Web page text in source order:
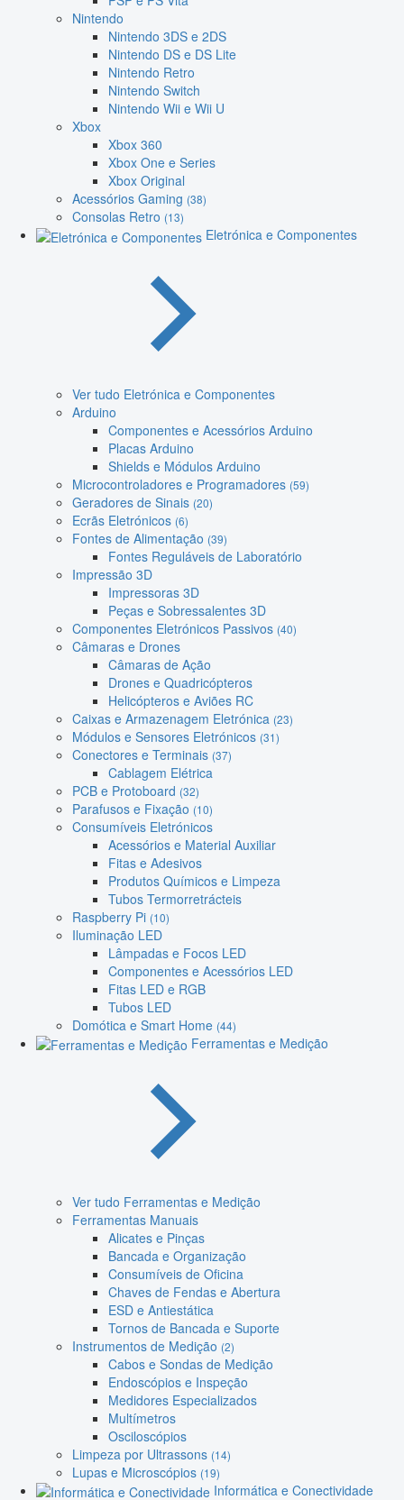
Nintendo
Nintendo 3DS e 2DS
Nintendo DS e DS Lite
Nintendo Retro
Nintendo Switch
Nintendo Wii e Wii U
Xbox
Xbox 360
Xbox One e Series
Xbox Original
Acessórios Gaming (38)
Consolas Retro (13)
Eletrónica e Componentes
Ver tudo Eletrónica e Componentes
Arduino
Componentes e Acessórios Arduino
Placas Arduino
Shields e Módulos Arduino
Microcontroladores e Programadores (59)
Geradores de Sinais (20)
Ecrãs Eletrónicos (6)
Fontes de Alimentação (39)
Fontes Reguláveis de Laboratório
Impressão 3D
Impressoras 3D
Peças e Sobressalentes 3D
Componentes Eletrónicos Passivos (40)
Câmaras e Drones
Câmaras de Ação
Drones e Quadricópteros
Helicópteros e Aviões RC
Caixas e Armazenagem Eletrónica (23)
Módulos e Sensores Eletrónicos (31)
Conectores e Terminais (37)
Cablagem Elétrica
PCB e Protoboard (32)
Parafusos e Fixação (10)
Consumíveis Eletrónicos
Acessórios e Material Auxiliar
Fitas e Adesivos
Produtos Químicos e Limpeza
Tubos Termorretrácteis
Raspberry Pi (10)
Iluminação LED
Lâmpadas e Focos LED
Componentes e Acessórios LED
Fitas LED e RGB
Tubos LED
Domótica e Smart Home (44)
Ferramentas e Medição
Ver tudo Ferramentas e Medição
Ferramentas Manuais
Alicates e Pinças
Bancada e Organização
Consumíveis de Oficina
Chaves de Fendas e Abertura
ESD e Antiestática
Tornos de Bancada e Suporte
Instrumentos de Medição (2)
Cabos e Sondas de Medição
Endoscópios e Inspeção
Medidores Especializados
Multímetros
Osciloscópios
Limpeza por Ultrassons (14)
Lupas e Microscópios (19)
Informática e Conectividade